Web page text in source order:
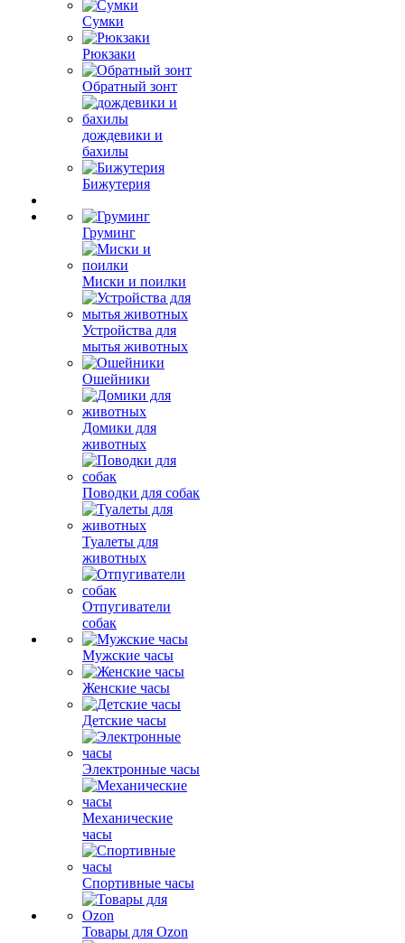
Сумки
Рюкзаки
Обратный зонт
дождевики и
бахилы
Бижутерия
Груминг
Миски и поилки
Устройства для
мытья животных
Ошейники
Домики для
животных
Поводки для собак
Туалеты для
животных
Отпугиватели
собак
Мужские часы
Женские часы
Детские часы
Электронные часы
Механические
часы
Спортивные часы
Товары для Ozon